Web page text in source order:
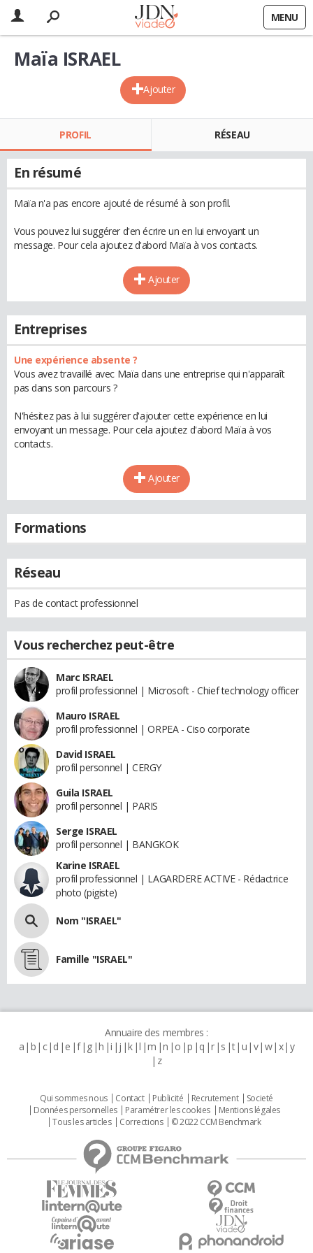
MENU
Ajouter
Maïa ISRAEL
PROFIL RÉSEAU
En résumé
Maïa n'a pas encore ajouté de résumé à son profil.
Vous pouvez lui suggérer d'en écrire un en lui envoyant un
message. Pour cela ajoutez d'abord Maïa à vos contacts.
Ajouter
Entreprises
Une expérience absente ?
Vous avez travaillé avec Maïa dans une entreprise qui n'apparaît
pas dans son parcours ?
N'hésitez pas à lui suggérer d'ajouter cette expérience en lui
envoyant un message. Pour cela ajoutez d'abord Maïa à vos
contacts.
Ajouter
Formations
Réseau
Pas de contact professionnel
Vous recherchez peut-être
Marc ISRAEL
profil professionnel | Microsoft - Chief technology officer
Mauro ISRAEL
profil professionnel | ORPEA - Ciso corporate
David ISRAEL
profil personnel | CERGY
Guila ISRAEL
profil personnel | PARIS
Serge ISRAEL
profil personnel | BANGKOK
Karine ISRAEL
profil professionnel | LAGARDERE ACTIVE - Rédactrice
photo (pigiste)
Nom "ISRAEL"
Famille "ISRAEL"
Annuaire des membres :
a b c d e f g h i j k l m n o p q r s t u v w x y
z
Qui sommes nous Contact Publicité Recrutement
Societé
Données personnelles
Paramétrer les cookies
Mentions légales
Tous les articles
Corrections © 2022 CCM Benchmark